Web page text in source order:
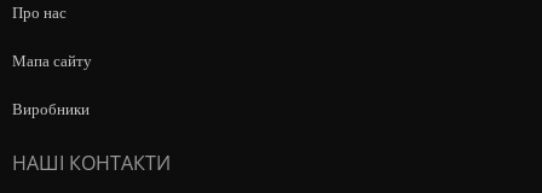
Про нас
Мапа сайту
Виробники
НАШІ КОНТАКТИ